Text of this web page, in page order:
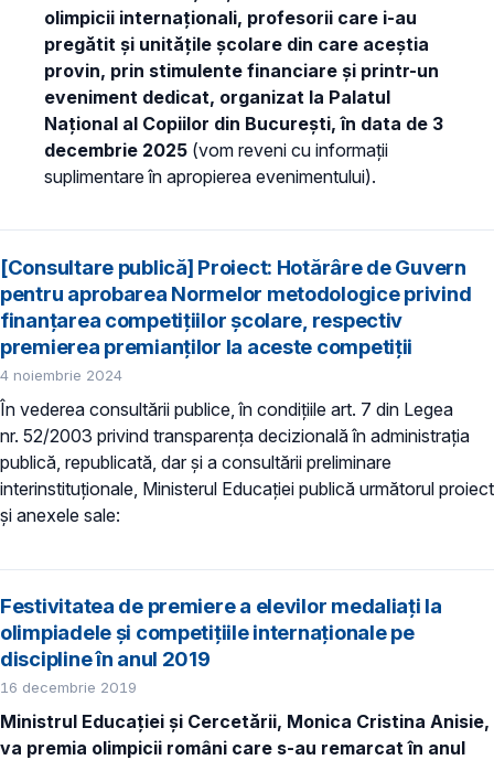
olimpicii internaționali, profesorii care i-au
pregătit și unitățile școlare din care aceștia
provin, prin stimulente financiare și printr-un
eveniment dedicat, organizat la Palatul
Național al Copiilor din București, în data de 3
decembrie 2025 (vom reveni cu informații
suplimentare în apropierea evenimentului).
[Consultare publică] Proiect: Hotărâre de Guvern
pentru aprobarea Normelor metodologice privind
finanțarea competițiilor școlare, respectiv
premierea premianților la aceste competiții
4 noiembrie 2024
În vederea consultării publice, în condiţiile art. 7 din Legea
nr. 52/2003 privind transparenţa decizională în administraţia
publică, republicată, dar și a consultării preliminare
interinstituționale, Ministerul Educaţiei publică următorul proiect
și anexele sale:
Festivitatea de premiere a elevilor medaliaţi la
olimpiadele și competițiile internaţionale pe
discipline în anul 2019
16 decembrie 2019
Ministrul Educației și Cercetării, Monica Cristina Anisie,
va premia olimpicii români care s-au remarcat în anul